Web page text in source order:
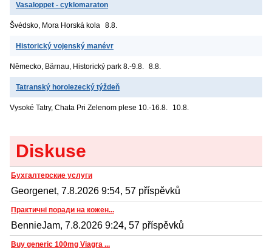
Vasaloppet - cyklomaraton
Švédsko, Mora Horská kola 8.8.
Historický vojenský manévr
Německo, Bärnau, Historický park 8.-9.8. 8.8.
Tatranský horolezecký týždeň
Vysoké Tatry, Chata Pri Zelenom plese 10.-16.8. 10.8.
Diskuse
Бухгалтерские услуги
Georgenet, 7.8.2026 9:54, 57 příspěvků
Практичні поради на кожен...
BennieJam, 7.8.2026 9:24, 57 příspěvků
Buy generic 100mg Viagra ...